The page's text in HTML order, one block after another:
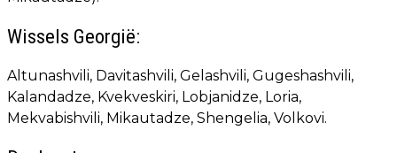
Wissels Georgië:
Altunashvili, Davitashvili, Gelashvili, Gugeshashvili,
Kalandadze, Kvekveskiri, Lobjanidze, Loria,
Mekvabishvili, Mikautadze, Shengelia, Volkovi.